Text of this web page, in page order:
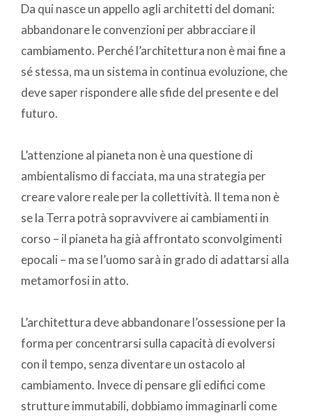
Da qui nasce un appello agli architetti del domani:
abbandonare le convenzioni per abbracciare il
cambiamento. Perché l’architettura non è mai fine a
sé stessa, ma un sistema in continua evoluzione, che
deve saper rispondere alle sfide del presente e del
futuro.
L’attenzione al pianeta non è una questione di
ambientalismo di facciata, ma una strategia per
creare valore reale per la collettività. Il tema non è
se la Terra potrà sopravvivere ai cambiamenti in
corso – il pianeta ha già affrontato sconvolgimenti
epocali – ma se l’uomo sarà in grado di adattarsi alla
metamorfosi in atto.
L’architettura deve abbandonare l’ossessione per la
forma per concentrarsi sulla capacità di evolversi
con il tempo, senza diventare un ostacolo al
cambiamento. Invece di pensare gli edifici come
strutture immutabili, dobbiamo immaginarli come